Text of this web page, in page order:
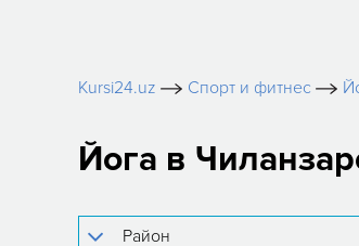
Kursi24.uz Спорт и фитнес
Йога в